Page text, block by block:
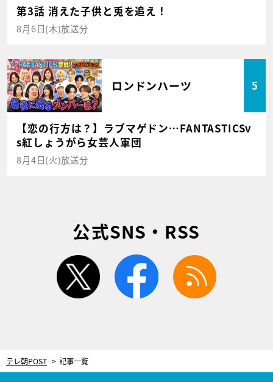
第3話 消えた子供と兎を追え！
8月6日(木)放送分
ロンドンハーツ 5
【恋の行方は？】ラブマゲドン…FANTASTICSv
s紅しょうがら女芸人軍団
8月4日(火)放送分
公式SNS・RSS
twitter facebook
テレ朝POST 記事一覧